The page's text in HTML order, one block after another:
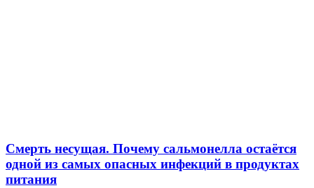
Смерть несущая. Почему сальмонелла остаётся
одной из самых опасных инфекций в продуктах
питания